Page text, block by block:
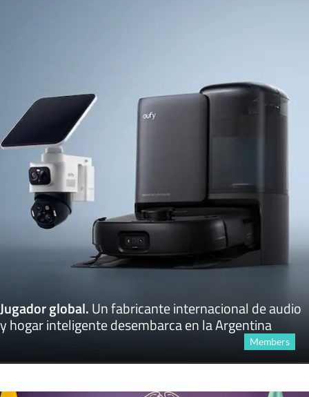
Jugador global.Un fabricante internacional de audio
y hogar inteligente desembarca en la Argentina
Members